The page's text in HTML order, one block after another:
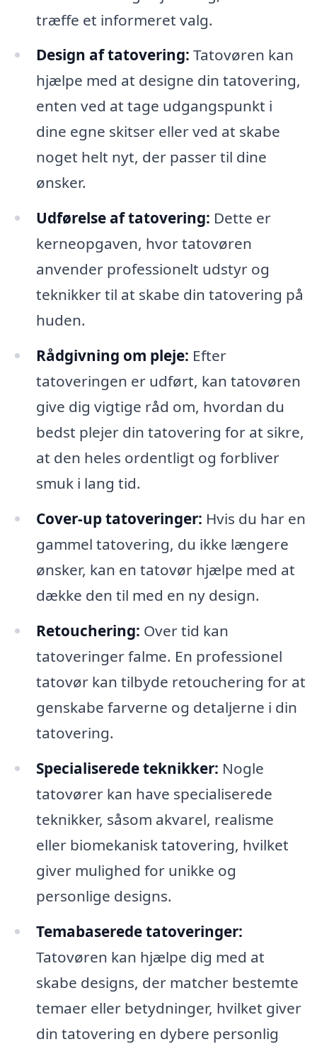
træffe et informeret valg.
Design af tatovering: Tatovøren kan
hjælpe med at designe din tatovering,
enten ved at tage udgangspunkt i
dine egne skitser eller ved at skabe
noget helt nyt, der passer til dine
ønsker.
Udførelse af tatovering: Dette er
kerneopgaven, hvor tatovøren
anvender professionelt udstyr og
teknikker til at skabe din tatovering på
huden.
Rådgivning om pleje: Efter
tatoveringen er udført, kan tatovøren
give dig vigtige råd om, hvordan du
bedst plejer din tatovering for at sikre,
at den heles ordentligt og forbliver
smuk i lang tid.
Cover-up tatoveringer: Hvis du har en
gammel tatovering, du ikke længere
ønsker, kan en tatovør hjælpe med at
dække den til med en ny design.
Retouchering: Over tid kan
tatoveringer falme. En professionel
tatovør kan tilbyde retouchering for at
genskabe farverne og detaljerne i din
tatovering.
Specialiserede teknikker: Nogle
tatovører kan have specialiserede
teknikker, såsom akvarel, realisme
eller biomekanisk tatovering, hvilket
giver mulighed for unikke og
personlige designs.
Temabaserede tatoveringer:
Tatovøren kan hjælpe dig med at
skabe designs, der matcher bestemte
temaer eller betydninger, hvilket giver
din tatovering en dybere personlig